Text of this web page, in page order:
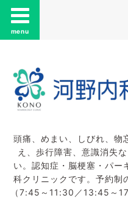
menu
頭痛、めまい、しびれ、物
え、歩行障害、意識消失
い。認知症・脳梗塞・パー
科クリニックです。予約制
（7:45～11:30／13:45～